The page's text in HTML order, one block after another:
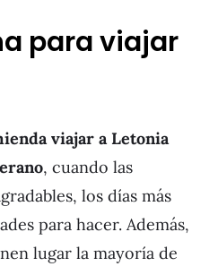
para viajar
viajar a Letonia
, cuando las
los días más
para hacer. Además,
lugar la mayoría de